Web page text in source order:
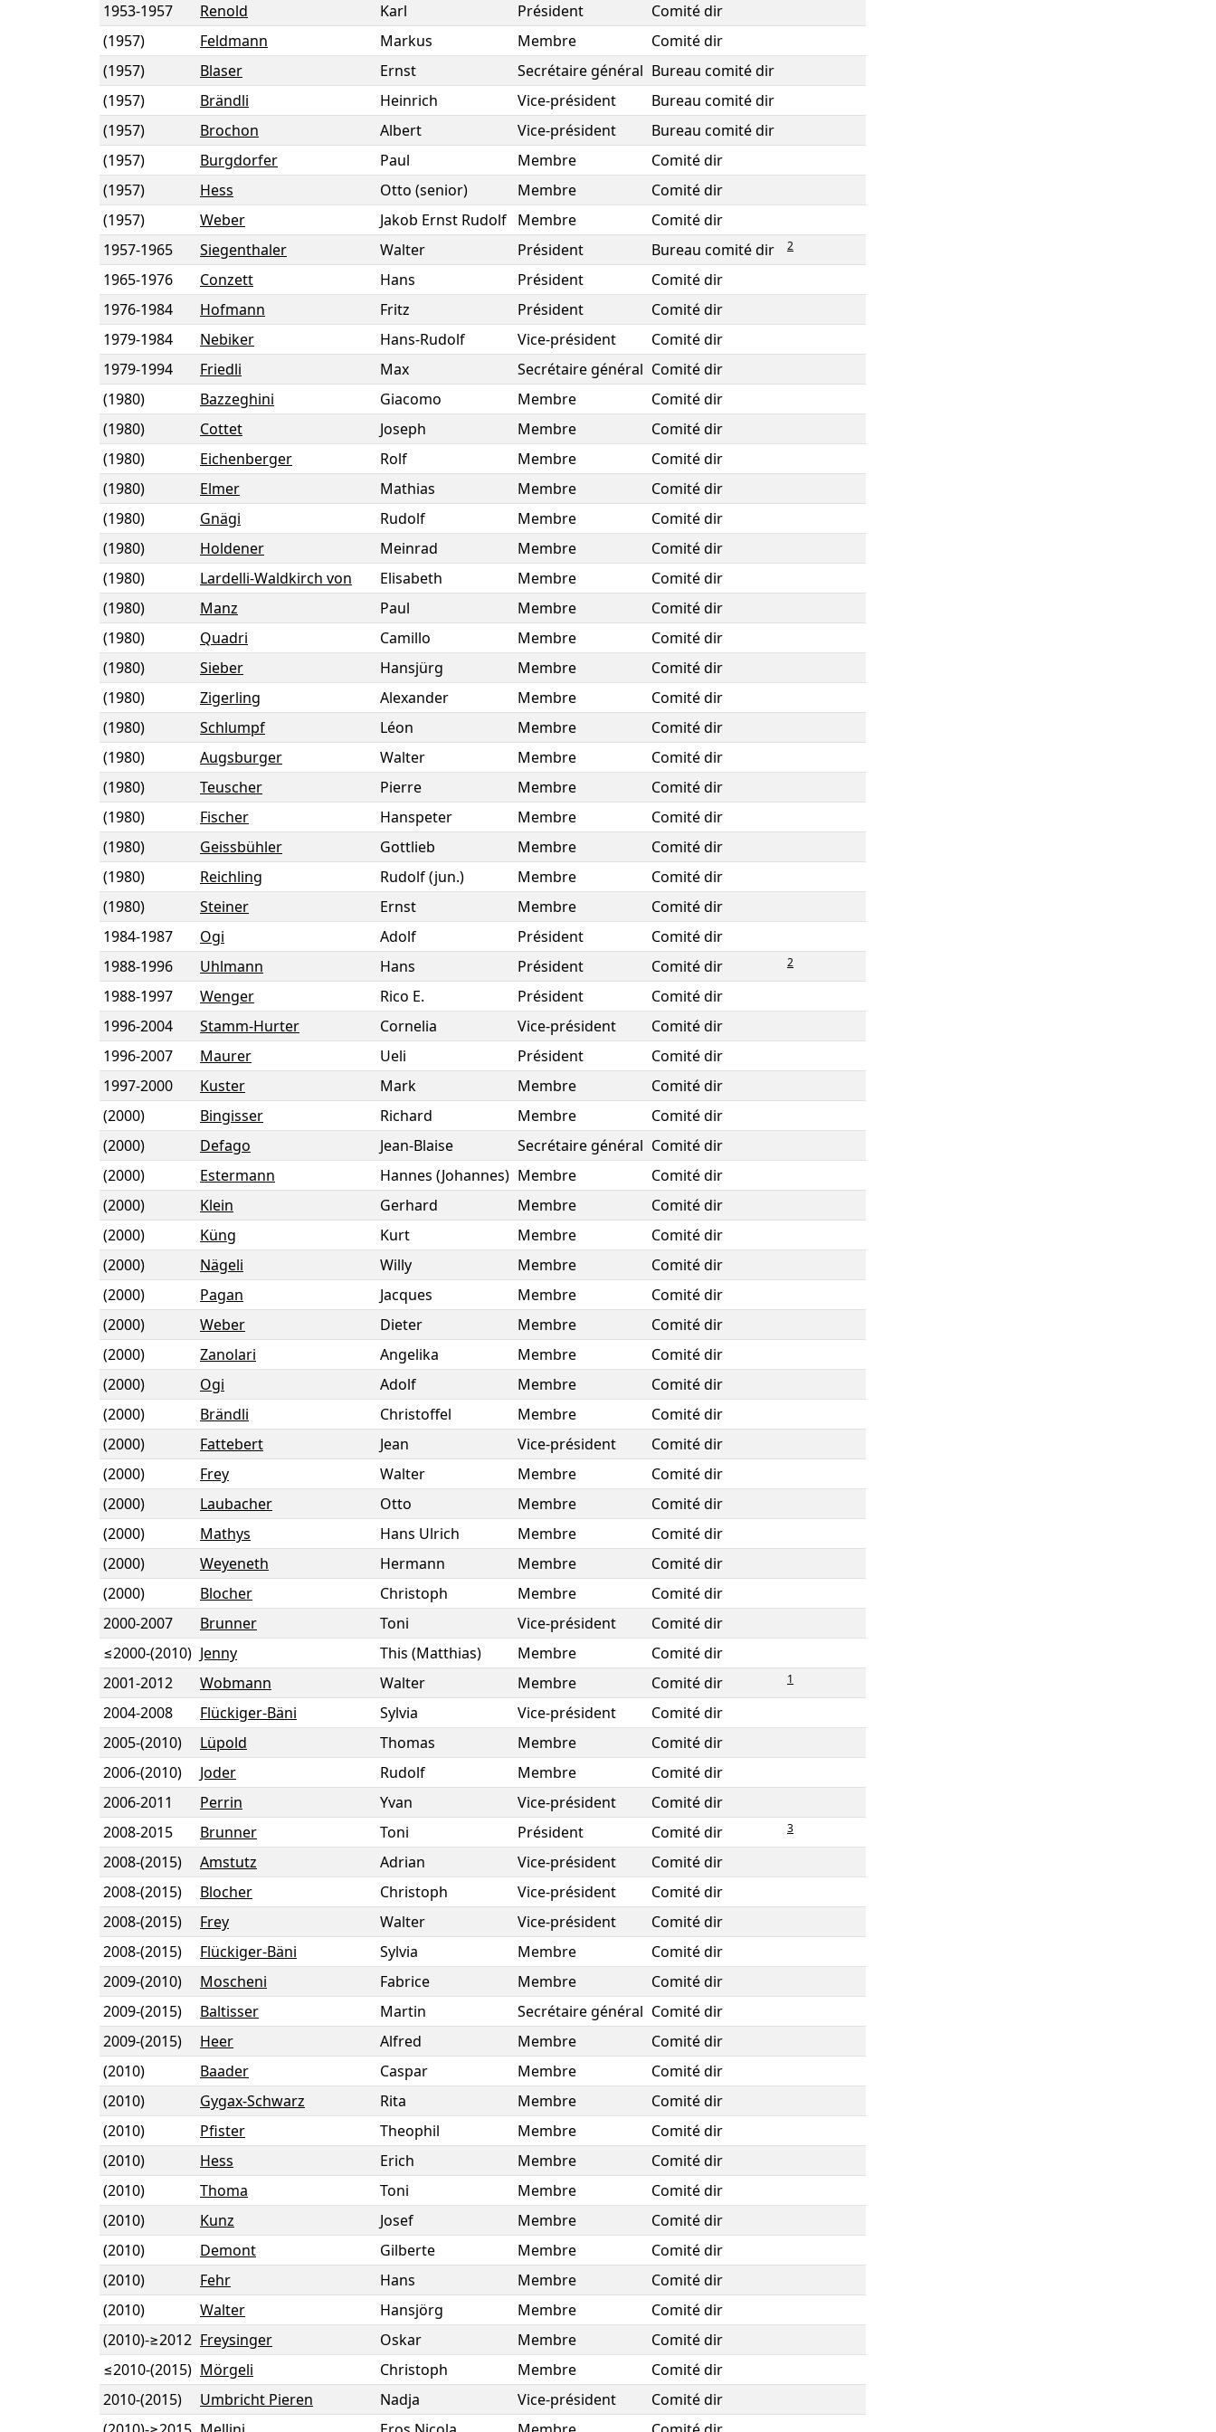
1953-1957 Renold Karl Président
Comité dir
(1957)
Feldmann Markus Membre
Comité dir
(1957)
Blaser Ernst Secrétaire général Bureau comité dir
(1957)
Brändli Heinrich Vice-président
Bureau comité dir
(1957)
Brochon Albert Vice-président
Bureau comité dir
(1957)
Burgdorfer Paul Membre
Comité dir
(1957)
Hess Otto (senior) Membre
Comité dir
(1957)
Weber Jakob Ernst Rudolf Membre
Comité dir
1957-1965 Siegenthaler Walter Président Bureau comité dir 2
1965-1976 Conzett Hans Président
Comité dir
1976-1984 Hofmann Fritz Président
Comité dir
1979-1984 Nebiker Hans-Rudolf Vice-président
Comité dir
1979-1994 Friedli Max Secrétaire général Comité dir
(1980)
Bazzeghini Giacomo Membre
Comité dir
(1980)
Cottet Joseph Membre
Comité dir
(1980)
Eichenberger Rolf Membre
Comité dir
(1980)
Elmer Mathias Membre
Comité dir
(1980)
Gnägi Rudolf Membre
Comité dir
(1980)
Holdener Meinrad Membre
Comité dir
(1980)
Lardelli-Waldkirch von Elisabeth Membre
Comité dir
(1980)
Manz Paul Membre
Comité dir
(1980)
Quadri Camillo Membre
Comité dir
(1980)
Sieber Hansjürg Membre
Comité dir
(1980)
Zigerling Alexander Membre
Comité dir
(1980)
Schlumpf Léon Membre
Comité dir
(1980)
Augsburger Walter Membre
Comité dir
(1980)
Teuscher Pierre Membre
Comité dir
(1980)
Fischer Hanspeter Membre
Comité dir
(1980)
Geissbühler Gottlieb Membre
Comité dir
(1980)
Reichling Rudolf (jun.) Membre
Comité dir
(1980)
Steiner Ernst Membre
Comité dir
1984-1987 Ogi Adolf Président
Comité dir
1988-1996 Uhlmann Hans Président Comité dir 2
1988-1997 Wenger Rico E. Président
Comité dir
1996-2004 Stamm-Hurter Cornelia Vice-président
Comité dir
1996-2007 Maurer Ueli Président
Comité dir
1997-2000 Kuster Mark Membre
Comité dir
(2000)
Bingisser Richard Membre
Comité dir
(2000)
Defago Jean-Blaise Secrétaire général Comité dir
(2000)
Estermann Hannes (Johannes) Membre
Comité dir
(2000)
Klein Gerhard Membre
Comité dir
(2000)
Küng Kurt Membre
Comité dir
(2000)
Nägeli Willy Membre
Comité dir
(2000)
Pagan Jacques Membre
Comité dir
(2000)
Weber Dieter Membre
Comité dir
(2000)
Zanolari Angelika Membre
Comité dir
(2000)
Ogi Adolf Membre
Comité dir
(2000)
Brändli Christoffel Membre
Comité dir
(2000)
Fattebert Jean Vice-président
Comité dir
(2000)
Frey Walter Membre
Comité dir
(2000)
Laubacher Otto Membre
Comité dir
(2000)
Mathys Hans Ulrich Membre
Comité dir
(2000)
Weyeneth Hermann Membre
Comité dir
(2000)
Blocher Christoph Membre
Comité dir
2000-2007 Brunner Toni Vice-président
Comité dir
≤2000-(2010) Jenny This (Matthias) Membre
Comité dir
2001-2012 Wobmann Walter Membre Comité dir 1
2004-2008 Flückiger-Bäni Sylvia Vice-président
Comité dir
2005-(2010) Lüpold Thomas Membre
Comité dir
2006-(2010) Joder Rudolf Membre
Comité dir
2006-2011 Perrin Yvan Vice-président
Comité dir
2008-2015 Brunner Toni Président Comité dir 3
2008-(2015) Amstutz Adrian Vice-président
Comité dir
2008-(2015) Blocher Christoph Vice-président
Comité dir
2008-(2015) Frey Walter Vice-président
Comité dir
2008-(2015) Flückiger-Bäni Sylvia Membre
Comité dir
2009-(2010) Moscheni Fabrice Membre
Comité dir
2009-(2015) Baltisser Martin Secrétaire général Comité dir
2009-(2015) Heer Alfred Membre
Comité dir
(2010)
Baader Caspar Membre
Comité dir
(2010)
Gygax-Schwarz Rita Membre
Comité dir
(2010)
Pfister Theophil Membre
Comité dir
(2010)
Hess Erich Membre
Comité dir
(2010)
Thoma Toni Membre
Comité dir
(2010)
Kunz Josef Membre
Comité dir
(2010)
Demont Gilberte Membre
Comité dir
(2010)
Fehr Hans Membre
Comité dir
(2010)
Walter Hansjörg Membre
Comité dir
(2010)-≥2012 Freysinger Oskar Membre
Comité dir
≤2010-(2015) Mörgeli Christoph Membre
Comité dir
2010-(2015) Umbricht Pieren Nadja Vice-président
Comité dir